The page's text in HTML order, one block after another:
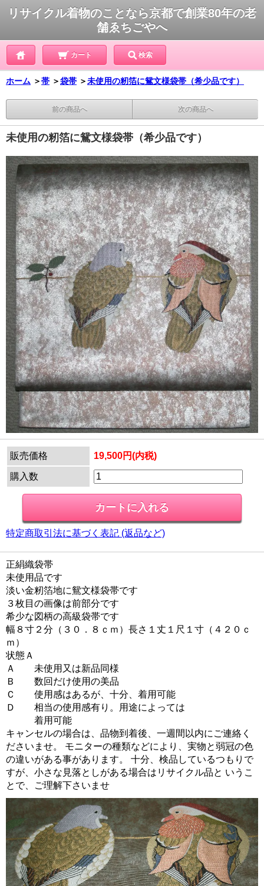
リサイクル着物のことなら京都で創業80年の老
舗ゑちごやへ
カート 検索
ホーム ＞帯 ＞袋帯 ＞未使用の籾箔に鴛文様袋帯（希少品です）
前の商品へ 次の商品へ
未使用の籾箔に鴛文様袋帯（希少品です）
販売価格 19,500円(内税)
購入数
特定商取引法に基づく表記 (返品など)
正絹織袋帯
未使用品です
淡い金籾箔地に鴛文様袋帯です
３枚目の画像は前部分です
希少な図柄の高級袋帯です
幅８寸２分（３０．８ｃｍ）長さ１丈１尺１寸（４２０ｃ
ｍ）
状態Ａ
Ａ 未使用又は新品同様
Ｂ 数回だけ使用の美品
Ｃ 使用感はあるが、十分、着用可能
Ｄ 相当の使用感有り。用途によっては
着用可能
キャンセルの場合は、品物到着後、一週間以内にご連絡く
ださいませ。 モニターの種類などにより、実物と弱冠の色
の違いがある事があります。 十分、検品しているつもりで
すが、小さな見落としがある場合はリサイクル品と いうこ
とで、ご理解下さいませ